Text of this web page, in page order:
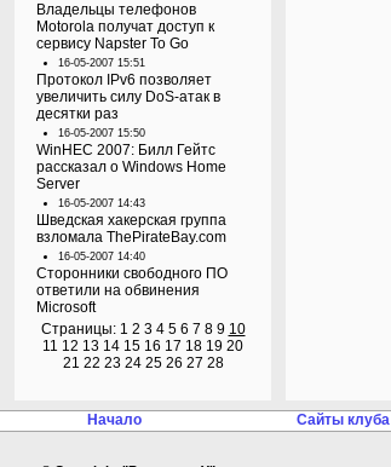
Владельцы телефонов
Motorola получат доступ к
сервису Napster To Go
16-05-2007 15:51
Протокол IPv6 позволяет
увеличить силу DoS-атак в
десятки раз
16-05-2007 15:50
WinHEC 2007: Билл Гейтс
рассказал о Windows Home
Server
16-05-2007 14:43
Шведская хакерская группа
взломала ThePirateBay.com
16-05-2007 14:40
Сторонники свободного ПО
ответили на обвинения
Microsoft
Страницы: 1 2 3 4 5 6 7 8 9 10
11 12 13 14 15 16 17 18 19 20
21 22 23 24 25 26 27 28
Начало Сайты клуба